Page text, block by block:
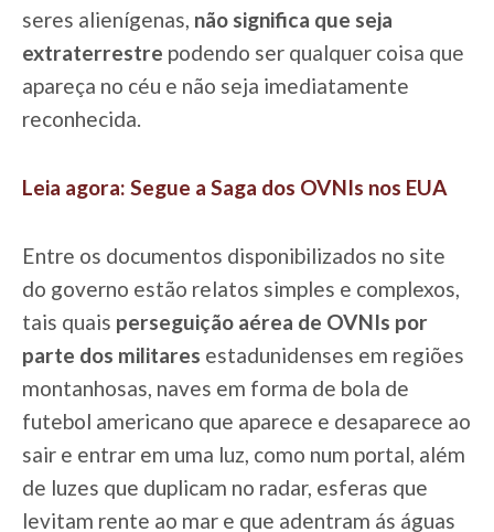
seres alienígenas, não significa que seja
extraterrestre podendo ser qualquer coisa que
apareça no céu e não seja imediatamente
reconhecida.
Leia agora: Segue a Saga dos OVNIs nos EUA
Entre os documentos disponibilizados no site
do governo estão relatos simples e complexos,
tais quais perseguição aérea de OVNIs por
parte dos militares estadunidenses em regiões
montanhosas, naves em forma de bola de
futebol americano que aparece e desaparece ao
sair e entrar em uma luz, como num portal, além
de luzes que duplicam no radar, esferas que
levitam rente ao mar e que adentram ás águas